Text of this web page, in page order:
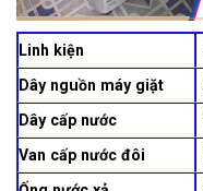
Linh kiện
Dây nguồn máy giặt
Dây cấp nước
Van cấp nước đôi